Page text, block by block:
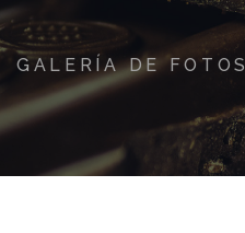
GALERÍA DE FOTOS